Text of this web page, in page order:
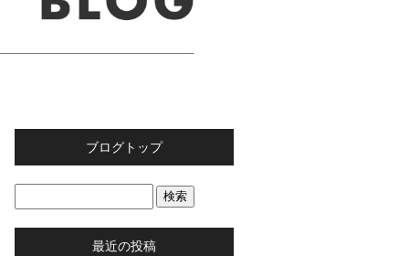
ブログトップ
最近の投稿